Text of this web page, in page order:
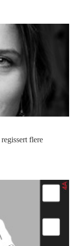
regissert flere